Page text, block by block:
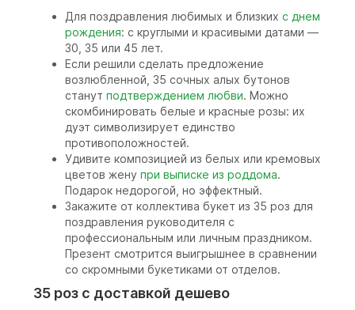
Для поздравления любимых и близких с днем
рождения: с круглыми и красивыми датами —
30, 35 или 45 лет.
Если решили сделать предложение
возлюбленной, 35 сочных алых бутонов
станут подтверждением любви. Можно
скомбинировать белые и красные розы: их
дуэт символизирует единство
противоположностей.
Удивите композицией из белых или кремовых
цветов жену при выписке из роддома.
Подарок недорогой, но эффектный.
Закажите от коллектива букет из 35 роз для
поздравления руководителя с
профессиональным или личным праздником.
Презент смотрится выигрышнее в сравнении
со скромными букетиками от отделов.
35 роз с доставкой дешево